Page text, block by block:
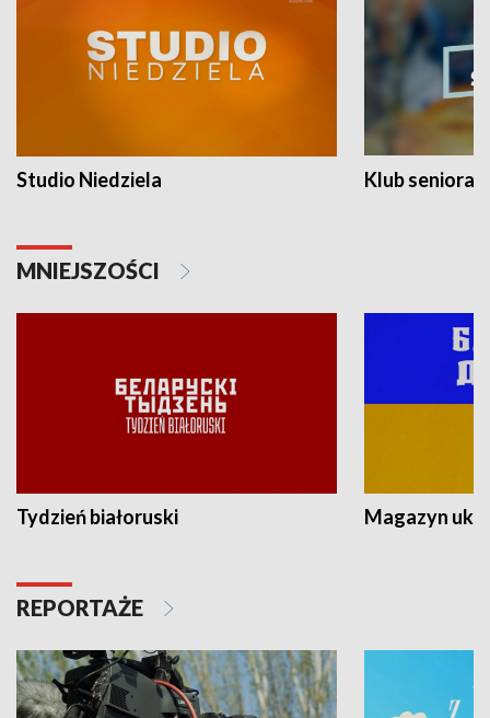
Studio Niedziela Klub seniora
MNIEJSZOŚCI
Tydzień białoruski Magazyn
REPORTAŻE